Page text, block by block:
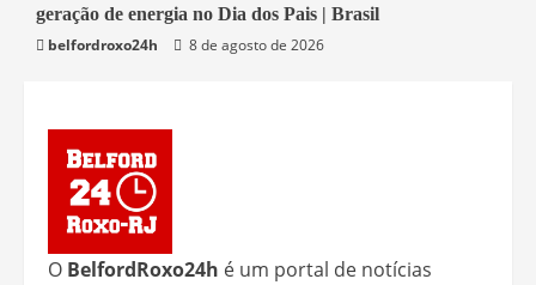
Economia
geração de energia no Dia dos Pais | Brasil
belfordroxo24h
8 de agosto de 2026
O BelfordRoxo24h é um portal de notícias